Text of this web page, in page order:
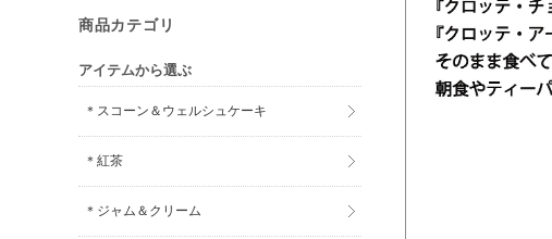
商品カテゴリ
アイテムから選ぶ
＊スコーン＆ウェルシュケーキ
＊紅茶
＊ジャム＆クリーム